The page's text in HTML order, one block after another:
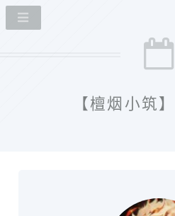
【檀烟小筑